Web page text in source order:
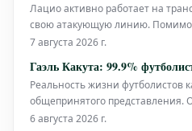
Лацио активно работает на
свою атакующую линию.
Пинамонти, которое составляет
переговоры по Ивановичу.
переход, и теперь все зависит
7 августа 2026 г.
Гаэль Какута: 99.9%
Реальность жизни футболистов
общепринятого представления.
игрок римского «Лацио» и
6 августа 2026 г.